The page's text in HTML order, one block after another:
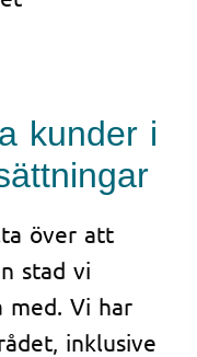
kunder i
över att
stad vi
med. Vi har
inklusive